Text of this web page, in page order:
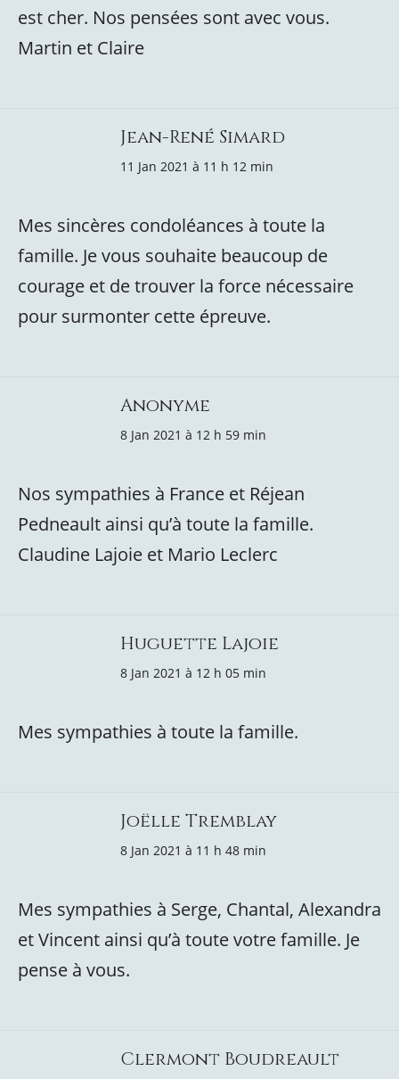
est cher. Nos pensées sont avec vous.
Martin et Claire
Jean-René Simard
11 Jan 2021 à 11 h 12 min
Mes sincères condoléances à toute la
famille. Je vous souhaite beaucoup de
courage et de trouver la force nécessaire
pour surmonter cette épreuve.
Anonyme
8 Jan 2021 à 12 h 59 min
Nos sympathies à France et Réjean
Pedneault ainsi qu’à toute la famille.
Claudine Lajoie et Mario Leclerc
Huguette Lajoie
8 Jan 2021 à 12 h 05 min
Mes sympathies à toute la famille.
Joëlle Tremblay
8 Jan 2021 à 11 h 48 min
Mes sympathies à Serge, Chantal, Alexandra
et Vincent ainsi qu’à toute votre famille. Je
pense à vous.
Clermont Boudreault